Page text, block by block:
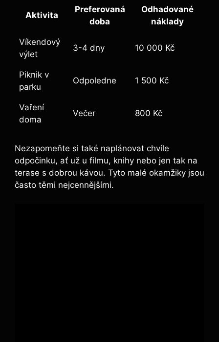
Aktivita
Preferovaná
doba
Odhadované
náklady
Víkendový
výlet
3-4 dny 10 000 Kč
Piknik v
parku
Odpoledne 1 500 Kč
Vaření
doma
Večer 800 Kč
Nezapomeňte si také naplánovat chvíle
odpočinku, ať už u filmu, knihy nebo jen tak na
terase s dobrou kávou. Tyto malé okamžiky jsou
často těmi nejcennějšími.